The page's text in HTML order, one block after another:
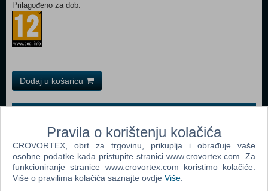
Prilagođeno za dob:
Dodaj u košaricu
Returnal (PS 5)
Resident Evil Village (N) (PS 5)
The Nioh Collection (N) (PS 5)
Pravila o korištenju kolačića
CROVORTEX, obrt za trgovinu, prikuplja i obrađuje vaše
osobne podatke kada pristupite stranici www.crovortex.com. Za
funkcioniranje stranice www.crovortex.com koristimo kolačiće.
Više o pravilima kolačića saznajte ovdje Više